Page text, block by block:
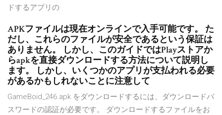
ドするアプリの
APKファイルは現在オンラインで入手可能です。 た
だし、これらのファイルが安全であるという保証は
ありません。 しかし、このガイドではPlayストアか
らapkを直接ダウンロードする方法について説明し
ます。 しかし、いくつかのアプリが支払われる必要
があるかもしれないことに注意して
GameBoid_246.apk をダウンロードするには、ダウンロードパ
スワードの認証が必要です。 ダウンロードするファイルをお